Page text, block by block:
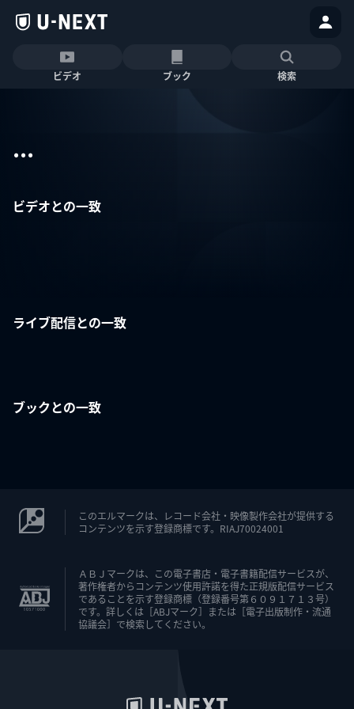
ビデオ ブック 検索
...
ビデオとの一致
ライブ配信との一致
ブックとの一致
このエルマークは、レコード会社・映像製作会社が提供する
コンテンツを示す登録商標です。RIAJ70024001
ＡＢＪマークは、この電子書店・電子書籍配信サービスが、
著作権者からコンテンツ使用許諾を得た正規版配信サービス
であることを示す登録商標（登録番号第６０９１７１３号）
です。詳しくは［ABJマーク］または［電子出版制作・流通
協議会］で検索してください。